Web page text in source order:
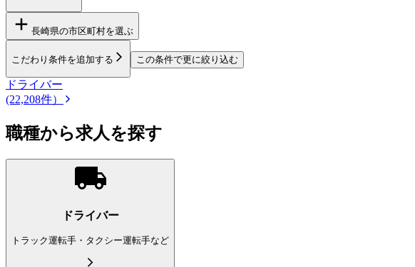
長崎県の市区町村を選ぶ
こだわり条件を追加する この条件で更に絞り込む
ドライバー
(22,208件）
職種から求人を探す
ドライバー
トラック運転手・タクシー運転手など